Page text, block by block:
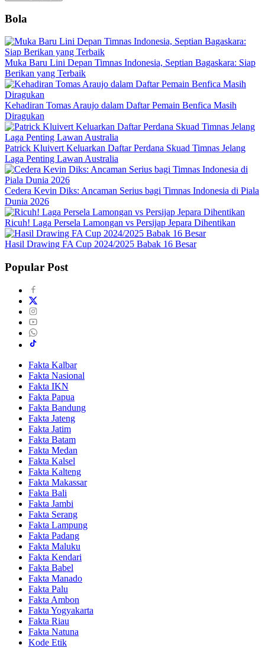
Bola
Muka Baru Lini Depan Timnas Indonesia, Septian Bagaskara: Siap
Berikan yang Terbaik
Kehadiran Tomas Araujo dalam Daftar Pemain Benfica Masih
Diragukan
Patrick Kluivert Keluarkan Daftar Perdana Skuad Timnas Jelang
Laga Penting Lawan Australia
Cedera Kevin Diks: Ancaman Serius bagi Timnas Indonesia di Piala
Dunia 2026
Ricuh! Laga Persela Lamongan vs Persijap Jepara Dihentikan
Hasil Drawing FA Cup 2024/2025 Babak 16 Besar
Popular Post
Fakta Kalbar
Fakta Nasional
Fakta IKN
Fakta Papua
Fakta Bandung
Fakta Jateng
Fakta Jatim
Fakta Batam
Fakta Medan
Fakta Kalsel
Fakta Kalteng
Fakta Makassar
Fakta Bali
Fakta Jambi
Fakta Serang
Fakta Lampung
Fakta Padang
Fakta Maluku
Fakta Kendari
Fakta Babel
Fakta Manado
Fakta Palu
Fakta Ambon
Fakta Yogyakarta
Fakta Riau
Fakta Natuna
Kode Etik